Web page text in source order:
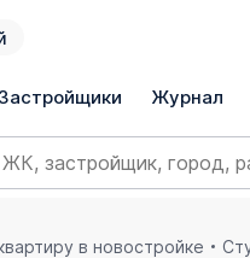
Застройщики Журнал
в новостройке